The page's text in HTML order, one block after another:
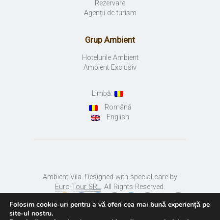
Rezervare
Agenții de turism
Grup Ambient
Hotelurile Ambient
Ambient Exclusiv
Limbă:
Română
English
Ambient Vila. Designed with special care by
Euro-Tour SRL. All Rights Reserved.
Folosim cookie-uri pentru a vă oferi cea mai bună experiență pe
site-ul nostru.